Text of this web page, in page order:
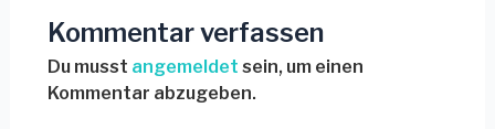
Kommentar verfassen
Du musst angemeldet sein, um einen
Kommentar abzugeben.